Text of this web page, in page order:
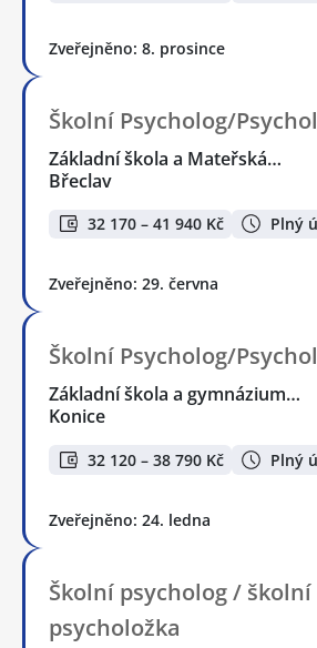
Zveřejněno: 8. prosince
Školní Psycholog/
Základní škola a Mateřská…
Břeclav
32 170 – 41 940 Kč Plný
Zveřejněno: 29. června
Školní Psycholog/
Základní škola a gymnázium…
Konice
32 120 – 38 790 Kč Plný
Zveřejněno: 24. ledna
Školní psycholog / školní
psycholožka